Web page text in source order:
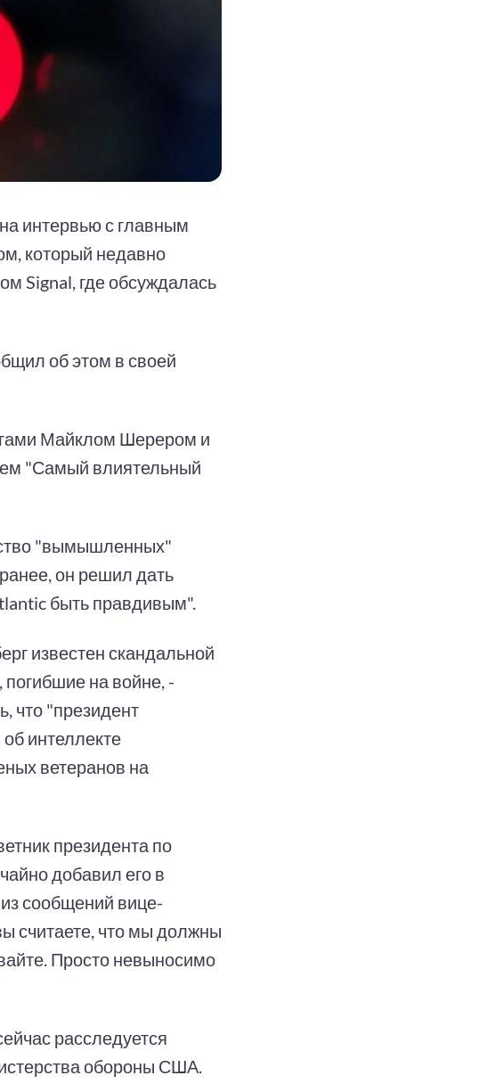
интервью с главным
который недавно
Signal, где обсуждалась
об этом в своей
Майклом Шерером и
"Самый влиятельный
"вымышленных"
он решил дать
быть правдивым".
известен скандальной
на войне, -
что "президент
интеллекте
ветеранов на
президента по
добавил его в
сообщений вице-
считаете, что мы должны
Просто невыносимо
расследуется
обороны США.